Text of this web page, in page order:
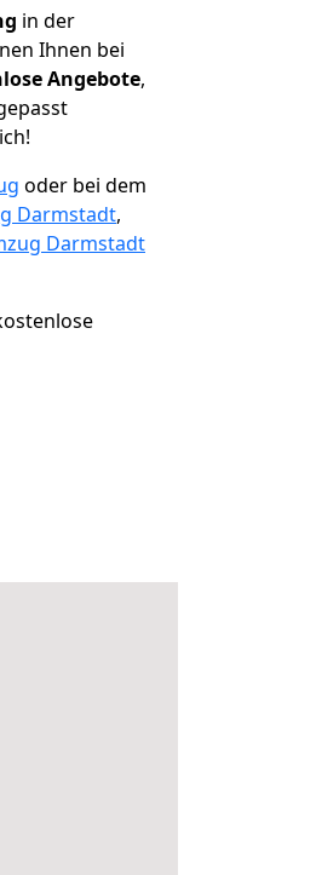
in der
Ihnen bei
Angebote,
oder bei dem
Darmstadt,
Darmstadt